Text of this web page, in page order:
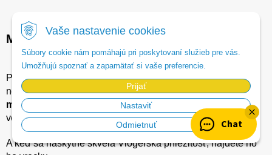
Vaše nastavenie cookies
Súbory cookie nám pomáhajú pri poskytovaní služieb pre vás.
Umožňujú spoznať a zapamätať si vaše preferencie.
Prijať
Nastaviť
Odmietnuť
Máte ho vždy so sebou / nič nepremeškáte
Panasonic G100 máveľmi kompaktné rozmerya váži
necelých400g, takže Vámnikde nebude zavadzať a
môžete ho mať vždy so seboubez toho, aby ste o tom
vedeli.
A keď sa naskytne skvelá Vlogerska príležitosť, nájdete ho
Chat